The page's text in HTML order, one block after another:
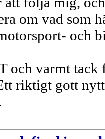
om vad som
och
och varmt
riktigt gott